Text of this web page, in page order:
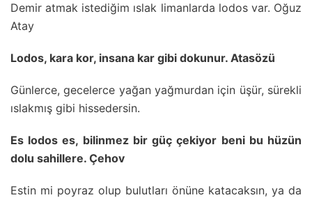
Demir atmak istediğim ıslak limanlarda lodos var. Oğuz
Atay
Lodos, kara kor, insana kar gibi dokunur. Atasözü
Günlerce, gecelerce yağan yağmurdan için üşür, sürekli
ıslakmış gibi hissedersin.
Es lodos es, bilinmez bir güç çekiyor beni bu hüzün
dolu sahillere. Çehov
Estin mi poyraz olup bulutları önüne katacaksın, ya da